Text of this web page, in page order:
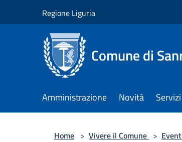
Regione Liguria
Comune di
Amministrazione Novità Servizi
Home > Vivere il Comune >